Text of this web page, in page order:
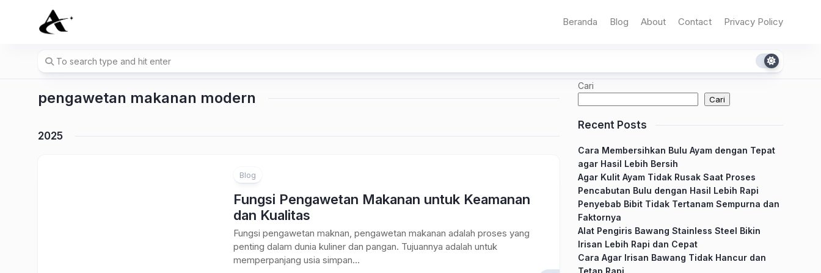
Beranda Blog About Contact Privacy Policy
pengawetan makanan modern
2025
Blog
Fungsi Pengawetan Makanan untuk Keamanan
dan Kualitas
Fungsi pengawetan maknan, pengawetan makanan adalah proses yang
penting dalam dunia kuliner dan pangan. Tujuannya adalah untuk
memperpanjang usia simpan...
Cari
Cari
Recent Posts
Cara Membersihkan Bulu Ayam dengan Tepat
agar Hasil Lebih Bersih
Agar Kulit Ayam Tidak Rusak Saat Proses
Pencabutan Bulu dengan Hasil Lebih Rapi
Penyebab Bibit Tidak Tertanam Sempurna dan
Faktornya
Alat Pengiris Bawang Stainless Steel Bikin
Irisan Lebih Rapi dan Cepat
Cara Agar Irisan Bawang Tidak Hancur dan
Tetap Rapi